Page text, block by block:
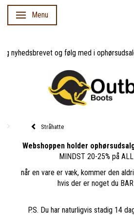
Skifte navigation
Menu
og følg med i
Stråhatte
Webshoppen holder
MINDST 20-25% på
når en vare er væk, kommer den
hvis der er noget du
P.S. Du har naturligvis stadig 14